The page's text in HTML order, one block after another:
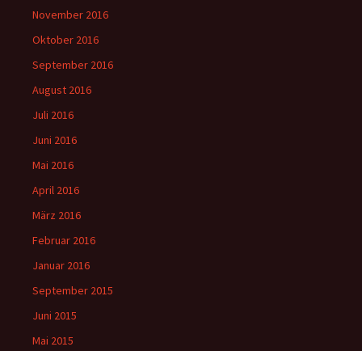
November 2016
Oktober 2016
September 2016
August 2016
Juli 2016
Juni 2016
Mai 2016
April 2016
März 2016
Februar 2016
Januar 2016
September 2015
Juni 2015
Mai 2015